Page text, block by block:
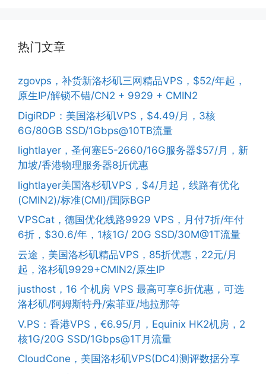
热门文章
zgovps，补货新洛杉矶三网精品VPS，$52/年起，
原生IP/解锁不错/CN2 + 9929 + CMIN2
DigiRDP：美国洛杉矶VPS，$4.49/月，3核
6G/80GB SSD/1Gbps@10TB流量
lightlayer，圣何塞E5-2660/16G服务器$57/月，新
加坡/香港物理服务器8折优惠
lightlayer美国洛杉矶VPS，$4/月起，线路有优化
(CMIN2)/标准(CMI)/国际BGP
VPSCat，德国优化线路9929 VPS，月付7折/年付
6折，$30.6/年，1核1G/ 20G SSD/30M@1T流量
云途，美国洛杉矶精品VPS，85折优惠，22元/月
起，洛杉矶9929+CMIN2/原生IP
justhost，16 个机房 VPS 最高可享6折优惠，可选
洛杉矶/阿姆斯特丹/索菲亚/地拉那等
V.PS：香港VPS，€6.95/月，Equinix HK2机房，2
核1G/20G SSD/1Gbps@1T月流量
CloudCone，美国洛杉矶VPS(DC4)测评数据分享